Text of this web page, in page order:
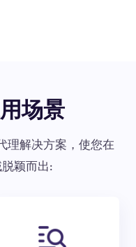
场景
理解决方案，使您在
颖而出: